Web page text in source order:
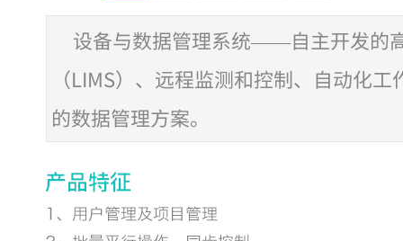
设备与数据管理系统——自主开发的
（LIMS）、远程监测和控制、自动化
的数据管理方案。